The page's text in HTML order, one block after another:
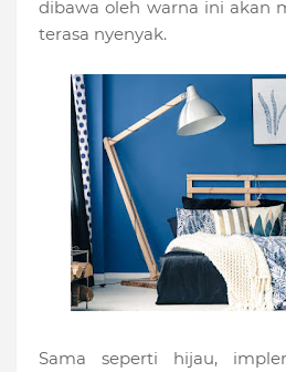
dibawa oleh warna ini akan
terasa nyenyak.
Sama seperti hijau,